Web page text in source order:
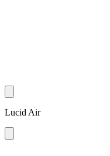
Lucid Air